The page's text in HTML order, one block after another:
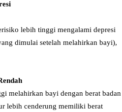
lebih tinggi mengalami depresi
dimulai setelah melahirkan bayi),
melahirkan bayi dengan berat badan
lebih cenderung memiliki berat